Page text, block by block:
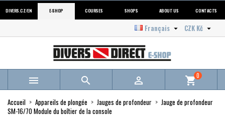
DIVERS.CZ/EN E-SHOP COURSES SHOPS ABOUT US CONTACTS
CZK Kč 
Français 
   shopping_cart0
Accueil Appareils de plongée Jauges de profondeur
Jauge de profondeur
SM-16/70 Module du boîtier de la console